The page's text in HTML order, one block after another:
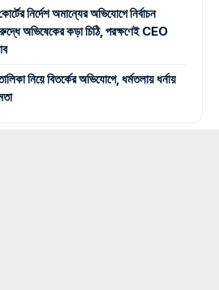
নির্দেশ অমান্যের অভিযোগে নির্বাচন
অভিষেকের কড়া চিঠি, পরক্ষণেই CEO
নিয়ে বিতর্কের অভিযোগে, ধর্মতলায় ধর্নায়